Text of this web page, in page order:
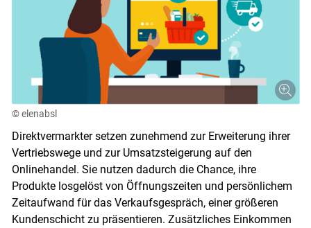
© elenabsl
Direktvermarkter setzen zunehmend zur Erweiterung ihrer
Vertriebswege und zur Umsatzsteigerung auf den
Onlinehandel. Sie nutzen dadurch die Chance, ihre
Produkte losgelöst von Öffnungszeiten und persönlichem
Zeitaufwand für das Verkaufsgespräch, einer größeren
Kundenschicht zu präsentieren. Zusätzliches Einkommen